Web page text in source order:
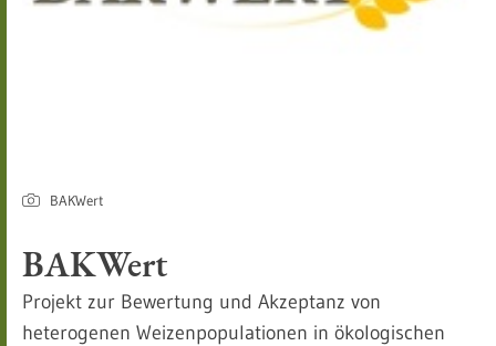
BAKWert
BAKWert
Projekt zur Bewertung und Akzeptanz von
heterogenen Weizenpopulationen in ökologischen